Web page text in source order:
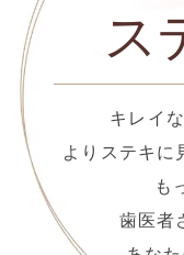
ス
キレイ
よりステキに
も
歯医者